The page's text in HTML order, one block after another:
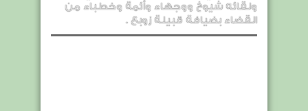
ولقائه شيوخ ووجهاء وأئمة وخطباء من
القضاء بضيافة قبيلة زوبع .